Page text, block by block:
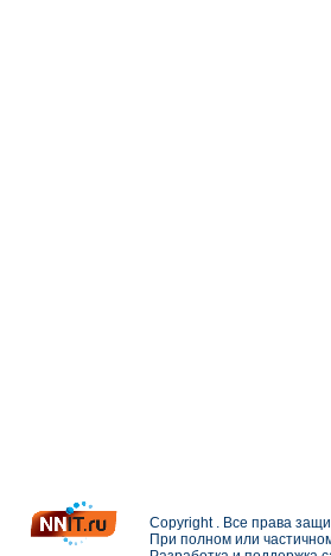
Copyright . Все права
При полном или